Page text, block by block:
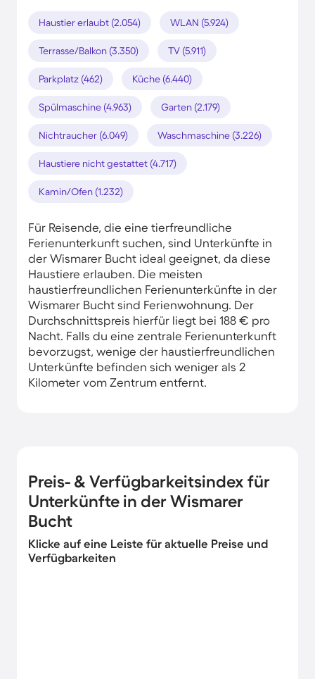
Haustier erlaubt (2.054) WLAN (5.924)
Terrasse/Balkon (3.350) TV (5.911)
Parkplatz (462) Küche (6.440)
Spülmaschine (4.963) Garten (2.179)
Nichtraucher (6.049) Waschmaschine (3.226)
Haustiere nicht gestattet (4.717)
Kamin/Ofen (1.232)
Für Reisende, die eine tierfreundliche
Ferienunterkunft suchen, sind Unterkünfte in
der Wismarer Bucht ideal geeignet, da diese
Haustiere erlauben. Die meisten
haustierfreundlichen Ferienunterkünfte in der
Wismarer Bucht sind Ferienwohnung. Der
Durchschnittspreis hierfür liegt bei 188 € pro
Nacht. Falls du eine zentrale Ferienunterkunft
bevorzugst, wenige der haustierfreundlichen
Unterkünfte befinden sich weniger als 2
Kilometer vom Zentrum entfernt.
Preis- & Verfügbarkeitsindex für
Unterkünfte in der Wismarer
Bucht
Klicke auf eine Leiste für aktuelle Preise und
Verfügbarkeiten